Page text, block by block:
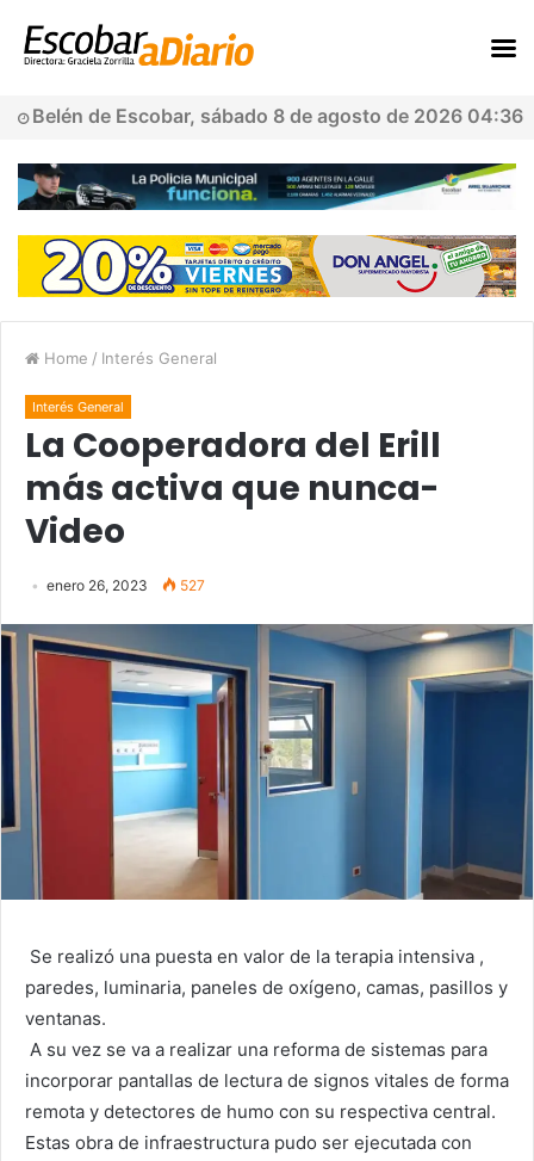
Belén de Escobar, sábado 8 de agosto de 2026 04:36
Home / Interés General
Interés General
La Cooperadora del Erill
más activa que nunca-
Video
enero 26, 2023 527
Se realizó una puesta en valor de la terapia intensiva ,
paredes, luminaria, paneles de oxígeno, camas, pasillos y
ventanas.
A su vez se va a realizar una reforma de sistemas para
incorporar pantallas de lectura de signos vitales de forma
remota y detectores de humo con su respectiva central.
Estas obra de infraestructura pudo ser ejecutada con